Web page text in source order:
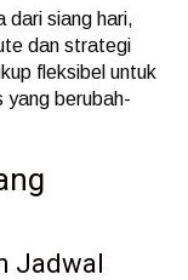
dari siang hari,
dan strategi
fleksibel untuk
yang berubah-
Jadwal